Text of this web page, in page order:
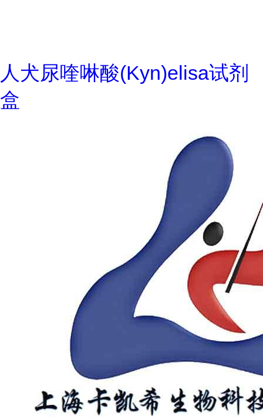
人犬尿喹啉酸(Kyn)elisa试剂
盒